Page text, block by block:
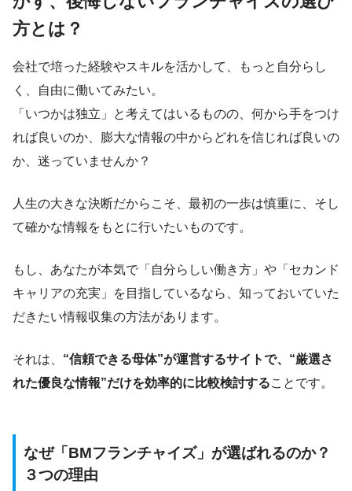
方とは？
会社で培った経験やスキルを活かして、もっと自分らし
く、自由に働いてみたい。
「いつかは独立」と考えてはいるものの、何から手をつけ
れば良いのか、膨大な情報の中からどれを信じれば良いの
か、迷っていませんか？
人生の大きな決断だからこそ、最初の一歩は慎重に、そし
て確かな情報をもとに行いたいものです。
もし、あなたが本気で「自分らしい働き方」や「セカンド
キャリアの充実」を目指しているなら、知っておいていた
だきたい情報収集の方法があります。
それは、 “信頼できる母体”が運営するサイトで、“厳選さ
れた優良な情報”だけを効率的に比較検討することです。
なぜ「BMフランチャイズ」が選ばれるのか？
３つの理由